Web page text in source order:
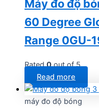
Máy đo độ
60 Degree
Range 0GU-
Rated0out of 5
Read more
máy đo độ bóng